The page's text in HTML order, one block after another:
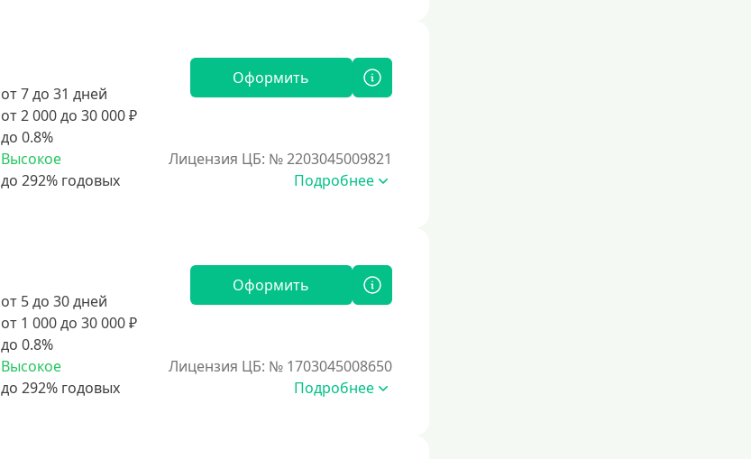
от 7 до 31 дней
от 2 000 до 30 000 ₽
до 0.8%
Высокое
Оформить
Лицензия ЦБ: № 2203045009821
Подробнее
от 5 до 30 дней
от 1 000 до 30 000 ₽
до 0.8%
Высокое
Оформить
Лицензия ЦБ: № 1703045008650
Подробнее